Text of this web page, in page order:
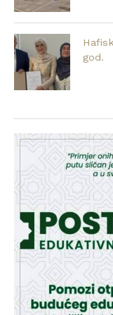
god.